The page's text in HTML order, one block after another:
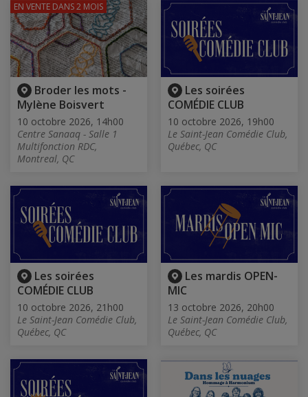
Broder les mots -
Mylène Boisvert
10 octobre 2026, 14h00
Centre Sanaaq - Salle 1
Multifonction RDC,
Montreal, QC
EN VENTE DANS 2 MOIS
Les soirées
COMÉDIE CLUB
10 octobre 2026, 19h00
Le Saint-Jean Comédie Club,
Québec, QC
Les soirées
COMÉDIE CLUB
10 octobre 2026, 21h00
Le Saint-Jean Comédie Club,
Québec, QC
Les mardis OPEN-
MIC
13 octobre 2026, 20h00
Le Saint-Jean Comédie Club,
Québec, QC